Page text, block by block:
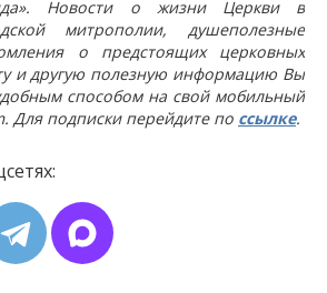
Новости о жизни Церкви в
митрополии, душеполезные
о предстоящих церковных
и другую полезную информацию Вы
способом на свой мобильный
Для подписки перейдите по ссылке.